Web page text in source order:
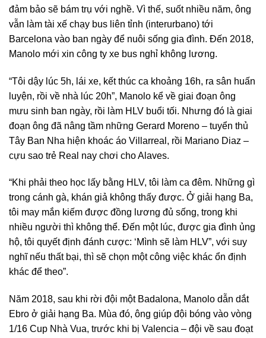
đảm bảo sẽ bám trụ với nghề. Vì thế, suốt nhiều năm, ông
vẫn làm tài xế chạy bus liên tỉnh (interurbano) tới
Barcelona vào ban ngày để nuôi sống gia đình. Đến 2018,
Manolo mới xin công ty xe bus nghỉ không lương.
“Tôi dậy lúc 5h, lái xe, kết thúc ca khoảng 16h, ra sân huấn
luyện, rồi về nhà lúc 20h”, Manolo kể về giai đoạn ông
mưu sinh ban ngày, rồi làm HLV buổi tối. Nhưng đó là giai
đoạn ông đã nâng tầm những Gerard Moreno – tuyển thủ
Tây Ban Nha hiện khoác áo Villarreal, rồi Mariano Diaz –
cựu sao trẻ Real nay chơi cho Alaves.
“Khi phải theo học lấy bằng HLV, tôi làm ca đêm. Những gì
trong cánh gà, khán giả không thấy được. Ở giải hạng Ba,
tôi may mắn kiếm được đồng lương đủ sống, trong khi
nhiều người thì không thể. Đến một lúc, được gia đình ủng
hộ, tôi quyết định đánh cược: ‘Mình sẽ làm HLV”, với suy
nghĩ nếu thất bại, thì sẽ chọn một công việc khác ổn định
khác để theo”.
Năm 2018, sau khi rời đội một Badalona, Manolo dẫn dắt
Ebro ở giải hạng Ba. Mùa đó, ông giúp đội bóng vào vòng
1/16 Cup Nhà Vua, trước khi bị Valencia – đội về sau đoạt